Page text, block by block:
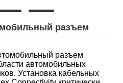
разъем
разъем
автомобильных
Установка кабельных